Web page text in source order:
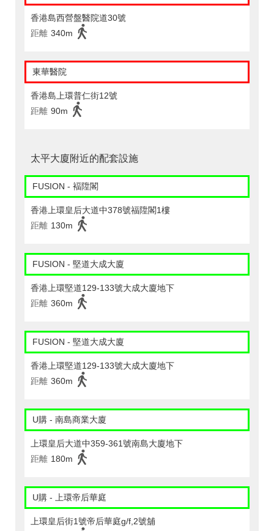
香港島西營盤醫院道30號
距離 340m
東華醫院
香港島上環普仁街12號
距離 90m
太平大廈附近的配套設施
FUSION - 褔陞閣
香港上環皇后大道中378號福陞閣1樓
距離 130m
FUSION - 堅道大成大廈
香港上環堅道129-133號大成大廈地下
距離 360m
FUSION - 堅道大成大廈
香港上環堅道129-133號大成大廈地下
距離 360m
U購 - 南島商業大廈
上環皇后大道中359-361號南島大廈地下
距離 180m
U購 - 上環帝后華庭
上環皇后街1號帝后華庭g/f,2號舖